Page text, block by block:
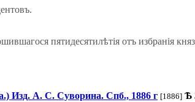
пятидесятилѣтія отъ избранія
Изд. А. С. Суворина. Спб., 1886 г [1886] Ѣ